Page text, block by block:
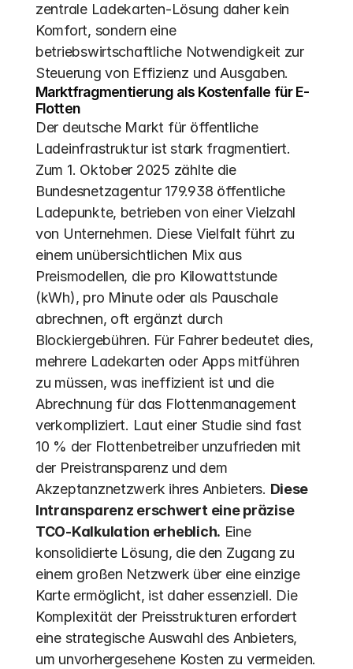
zentrale Ladekarten-Lösung daher kein
Komfort, sondern eine
betriebswirtschaftliche Notwendigkeit zur
Steuerung von Effizienz und Ausgaben.
Marktfragmentierung als Kostenfalle für E-
Flotten
Der deutsche Markt für öffentliche
Ladeinfrastruktur ist stark fragmentiert.
Zum 1. Oktober 2025 zählte die
Bundesnetzagentur 179.938 öffentliche
Ladepunkte, betrieben von einer Vielzahl
von Unternehmen. Diese Vielfalt führt zu
einem unübersichtlichen Mix aus
Preismodellen, die pro Kilowattstunde
(kWh), pro Minute oder als Pauschale
abrechnen, oft ergänzt durch
Blockiergebühren. Für Fahrer bedeutet dies,
mehrere Ladekarten oder Apps mitführen
zu müssen, was ineffizient ist und die
Abrechnung für das Flottenmanagement
verkompliziert. Laut einer Studie sind fast
10 % der Flottenbetreiber unzufrieden mit
der Preistransparenz und dem
Akzeptanznetzwerk ihres Anbieters. Diese
Intransparenz erschwert eine präzise
TCO-Kalkulation erheblich. Eine
konsolidierte Lösung, die den Zugang zu
einem großen Netzwerk über eine einzige
Karte ermöglicht, ist daher essenziell. Die
Komplexität der Preisstrukturen erfordert
eine strategische Auswahl des Anbieters,
um unvorhergesehene Kosten zu vermeiden.